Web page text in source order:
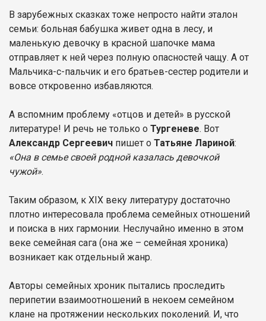
В зарубежных сказках тоже непросто найти эталон
семьи: больная бабушка живет одна в лесу, и
маленькую девочку в красной шапочке мама
отправляет к ней через полную опасностей чащу. А от
Мальчика-с-пальчик и его братьев-сестер родители и
вовсе откровенно избавляются.
А вспомним проблему «отцов и детей» в русской
литературе! И речь не только о Тургеневе. Вот
Александр Сергеевич пишет о Татьяне Лариной:
«Она в семье своей родной казалась девочкой
чужой».
Таким образом, к XIX веку литературу достаточно
плотно интересовала проблема семейных отношений
и поиска в них гармонии. Неслучайно именно в этом
веке семейная сага (она же – семейная хроника)
возникает как отдельный жанр.
Авторы семейных хроник пытались проследить
перипетии взаимоотношений в некоем семейном
клане на протяжении нескольких поколений. И, что